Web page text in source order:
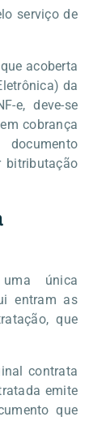
serviço de
acoberta
da
e, deve-se
cobrança
bitributação
única
entram as
que
contrata
emite
que